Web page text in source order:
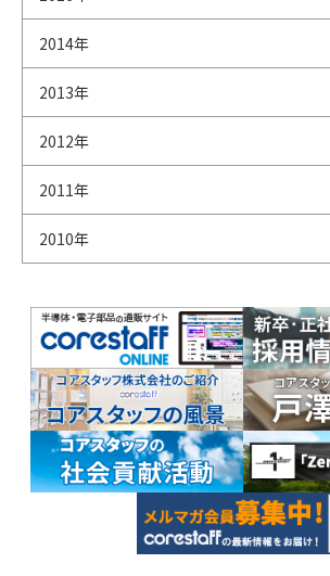
2014年
2013年
2012年
2011年
2010年